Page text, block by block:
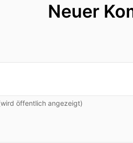
Neuer
öffentlich angezeigt)